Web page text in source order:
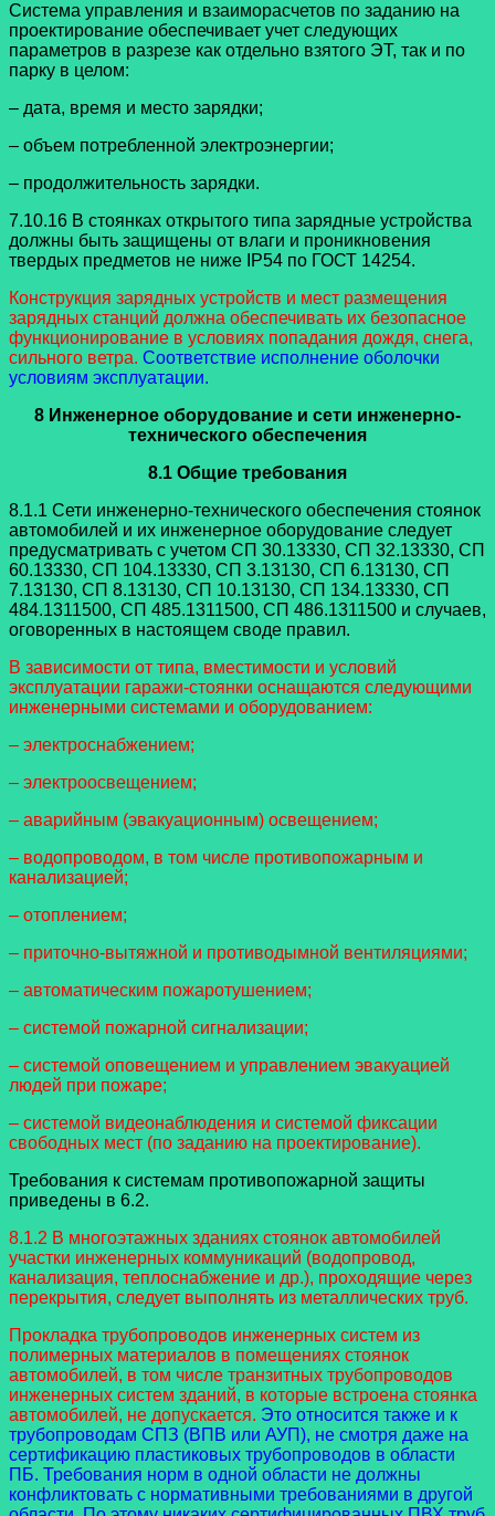
Система управления и взаиморасчетов по заданию на
проектирование обеспечивает учет следующих
параметров в разрезе как отдельно взятого ЭТ, так и по
парку в целом:
– дата, время и место зарядки;
– объем потребленной электроэнергии;
– продолжительность зарядки.
7.10.16 В стоянках открытого типа зарядные устройства
должны быть защищены от влаги и проникновения
твердых предметов не ниже IP54 по ГОСТ 14254.
Конструкция зарядных устройств и мест размещения
зарядных станций должна обеспечивать их безопасное
функционирование в условиях попадания дождя, снега,
сильного ветра. Соответствие исполнение оболочки
условиям эксплуатации.
8 Инженерное оборудование и сети инженерно-
технического обеспечения
8.1 Общие требования
8.1.1 Сети инженерно-технического обеспечения стоянок
автомобилей и их инженерное оборудование следует
предусматривать с учетом СП 30.13330, СП 32.13330, СП
60.13330, СП 104.13330, СП 3.13130, СП 6.13130, СП
7.13130, СП 8.13130, СП 10.13130, СП 134.13330, СП
484.1311500, СП 485.1311500, СП 486.1311500 и случаев,
оговоренных в настоящем своде правил.
В зависимости от типа, вместимости и условий
эксплуатации гаражи-стоянки оснащаются следующими
инженерными системами и оборудованием:
– электроснабжением;
– электроосвещением;
– аварийным (эвакуационным) освещением;
– водопроводом, в том числе противопожарным и
канализацией;
– отоплением;
– приточно-вытяжной и противодымной вентиляциями;
– автоматическим пожаротушением;
– системой пожарной сигнализации;
– системой оповещением и управлением эвакуацией
людей при пожаре;
– системой видеонаблюдения и системой фиксации
свободных мест (по заданию на проектирование).
Требования к системам противопожарной защиты
приведены в 6.2.
8.1.2 В многоэтажных зданиях стоянок автомобилей
участки инженерных коммуникаций (водопровод,
канализация, теплоснабжение и др.), проходящие через
перекрытия, следует выполнять из металлических труб.
Прокладка трубопроводов инженерных систем из
полимерных материалов в помещениях стоянок
автомобилей, в том числе транзитных трубопроводов
инженерных систем зданий, в которые встроена стоянка
автомобилей, не допускается. Это относится также и к
трубопроводам СПЗ (ВПВ или АУП), не смотря даже на
сертификацию пластиковых трубопроводов в области
ПБ. Требования норм в одной области не должны
конфликтовать с нормативными требованиями в другой